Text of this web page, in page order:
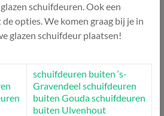
schuifdeuren. Ook een
opties. We komen graag bij je in
glazen schuifdeur plaatsen!
schuifdeuren buiten ‘s-
Gravendeel schuifdeuren
buiten Goudaschuifdeuren
buiten Ulvenhout